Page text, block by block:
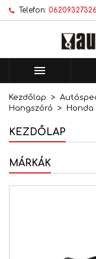
Telefon: 06209327326

Kezdőlap
Hangszóró
Honda
KEZDŐLAP
MÁRKÁK
Új lista
Kívánságlista
történő